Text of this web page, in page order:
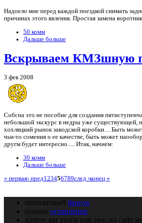
Надоело мне перед каждой поездкой снимать
причинах этого явления. Простая замена
50 комм
Дальше больше
Вскрываем КМЗшную
3 фев 2008
Собсна это не пособие для создания
небольшой экскурс в недры уже существующей,
хохляцкий рынок заводской коробки.... Быть
чьи-то сомения о ее качестве, быть может
другм будет интересно..... Итак, начнем:
30 комм
Дальше больше
« первая‹ пред123456789след ›конец »
оппозитный форум
полное оглавление
хотите вы этого или нет, но сайт